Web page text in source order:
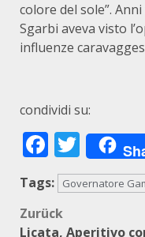
colore del sole”.
Sgarbi aveva visto
influenze
condividi su:
Tags: Governatore
Zurück
Licata, Aperitivo